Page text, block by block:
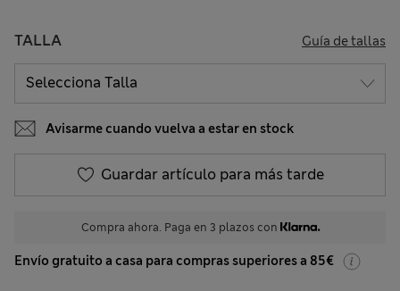
TALLA Guía de tallas
Avisarme cuando vuelva a estar en stock
Guardar artículo para más tarde
Compra ahora. Paga en 3 plazos con
Envío gratuito a casa para compras superiores a 85€